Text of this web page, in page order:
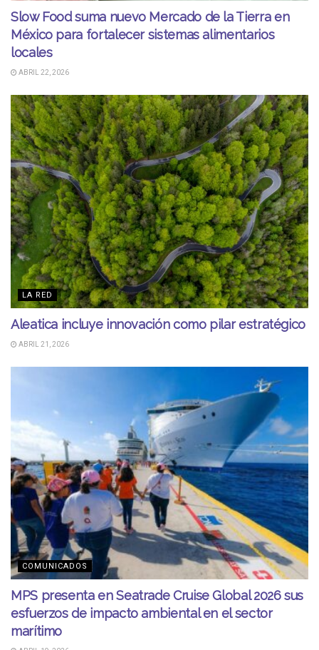
Slow Food suma nuevo Mercado de la Tierra en
México para fortalecer sistemas alimentarios
locales
ABRIL 22, 2026
LA RED
Aleatica incluye innovación como pilar estratégico
ABRIL 21, 2026
COMUNICADOS
MPS presenta en Seatrade Cruise Global 2026 sus
esfuerzos de impacto ambiental en el sector
marítimo